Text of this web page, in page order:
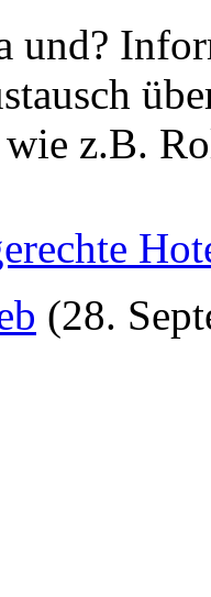
und?
z.B.
(28.